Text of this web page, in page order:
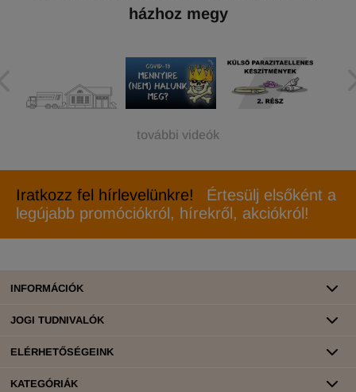
házhoz megy
további videók
Iratkozz fel hírlevelünkre!
Értesülj elsőként a
legújabb promóciókról, hírekről, akciókról!
INFORMÁCIÓK
JOGI TUDNIVALÓK
ELÉRHETŐSÉGEINK
KATEGÓRIÁK